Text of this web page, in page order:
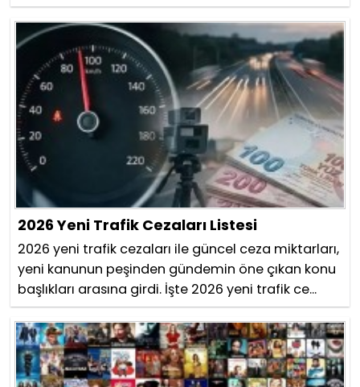
2026 Yeni Trafik Cezaları Listesi
2026 yeni trafik cezaları ile güncel ceza miktarları,
yeni kanunun peşinden gündemin öne çıkan konu
başlıkları arasına girdi. İşte 2026 yeni trafik ce...